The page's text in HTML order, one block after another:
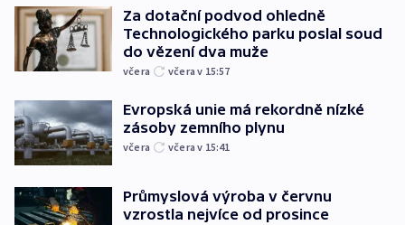
Za dotační podvod ohledně
Technologického parku poslal soud
do vězení dva muže
včera včera v 15:57
Evropská unie má rekordně nízké
zásoby zemního plynu
včera včera v 15:41
Průmyslová výroba v červnu
vzrostla nejvíce od prosince